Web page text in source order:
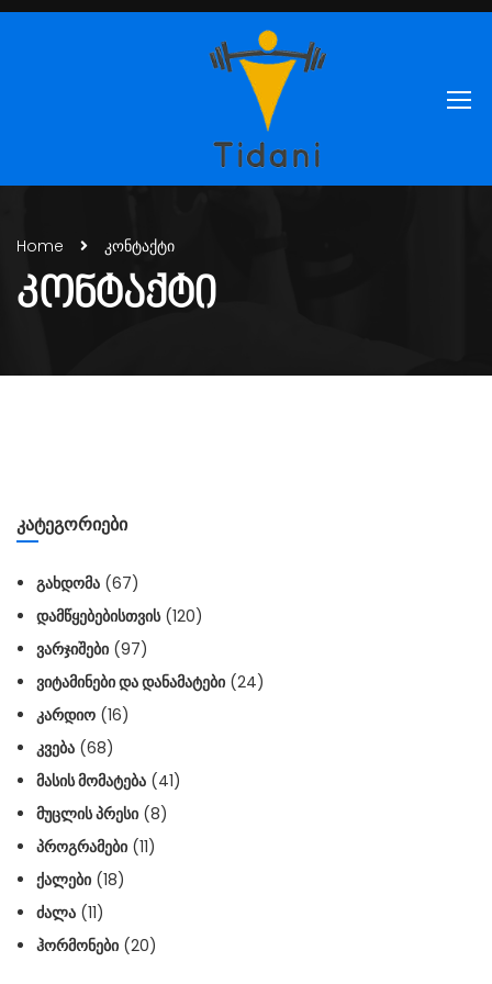
Home კონტაქტი
ᲙᲝᲜᲢᲐᲥᲢᲘ
ᲙᲐᲢᲔᲒᲝᲠᲘᲔᲑᲘ
ᲒᲐᲮᲓᲝᲛᲐ (67)
ᲓᲐᲛᲬᲧᲔᲑᲔᲑᲘᲡᲗᲕᲘᲡ(120)
ᲕᲐᲠᲯᲘᲨᲔᲑᲘ (97)
ᲕᲘᲢᲐᲛᲘᲜᲔᲑᲘ ᲓᲐ ᲓᲐᲜᲐᲛᲐᲢᲔᲑᲘ (24)
ᲙᲐᲠᲓᲘᲝ (16)
ᲙᲕᲔᲑᲐ (68)
ᲛᲐᲡᲘᲡ ᲛᲝᲛᲐᲢᲔᲑᲐ (41)
ᲛᲣᲪᲚᲘᲡ ᲞᲠᲔᲡᲘ (8)
ᲞᲠᲝᲒᲠᲐᲛᲔᲑᲘ (11)
ᲥᲐᲚᲔᲑᲘ (18)
ᲫᲐᲚᲐ (11)
ᲰᲝᲠᲛᲝᲜᲔᲑᲘ (20)